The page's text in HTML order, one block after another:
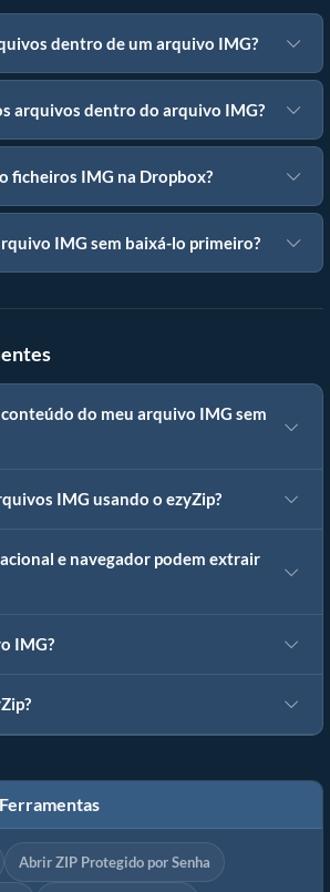
dentro de um arquivo IMG?
arquivos dentro do arquivo IMG?
ficheiros IMG na Dropbox?
IMG sem baixá-lo primeiro?
do meu arquivo IMG sem
IMG usando o ezyZip?
e navegador podem extrair
IMG?
Abrir ZIP Protegido por Senha